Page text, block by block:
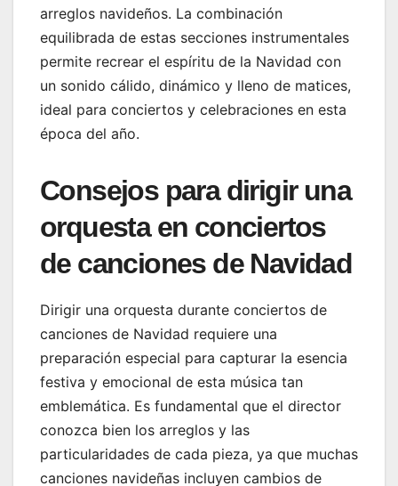
arreglos navideños. La combinación
equilibrada de estas secciones instrumentales
permite recrear el espíritu de la Navidad con
un sonido cálido, dinámico y lleno de matices,
ideal para conciertos y celebraciones en esta
época del año.
Consejos para dirigir una
orquesta en conciertos
de canciones de Navidad
Dirigir una orquesta durante conciertos de
canciones de Navidad requiere una
preparación especial para capturar la esencia
festiva y emocional de esta música tan
emblemática. Es fundamental que el director
conozca bien los arreglos y las
particularidades de cada pieza, ya que muchas
canciones navideñas incluyen cambios de